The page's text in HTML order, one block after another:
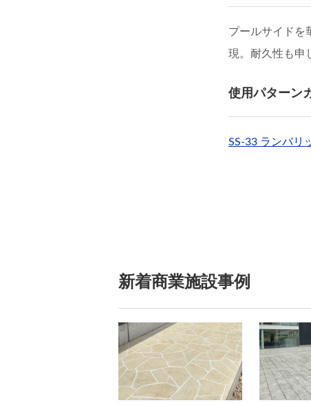
プールサイドを
現。耐久性も申
使用パターン
SS-33 ランバリ
新着商業施設事例